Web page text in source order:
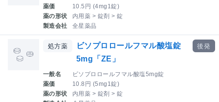
薬価
10.5円 (4mg1錠)
薬の形状
内用薬 > 錠剤 > 錠
製造会社
全星薬品
処方薬
ビソプロロールフマル酸塩錠
5mg「ZE」
一般名
ビソプロロールフマル酸塩5mg錠
薬価
10.8円 (5mg1錠)
薬の形状
内用薬 > 錠剤 > 錠
後発